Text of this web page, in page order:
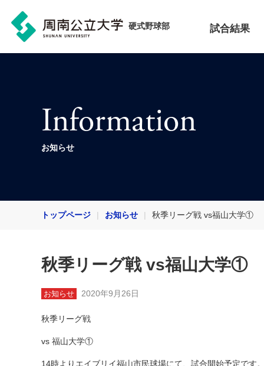
硬式野球部 試合結果
Information
お知らせ
トップページ お知らせ 秋季リーグ戦 vs福山大学①
秋季リーグ戦 vs福山大学①
お知らせ 2020年9月26日
秋季リーグ戦
vs 福山大学①
14時よりエイブリイ福山市民球場にて、試合開始予定です